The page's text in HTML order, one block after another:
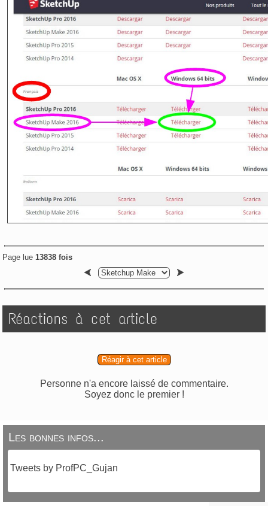
Page lue 13838 fois
Réactions à cet article
Réagir à cet article
Personne n'a encore laissé de commentaire.
Soyez donc le premier !
Les bonnes infos...
Tweets by ProfPC_Gujan